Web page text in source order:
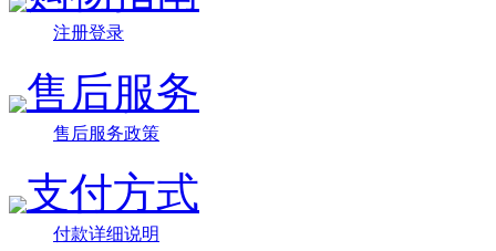
注册登录
售后服务
售后服务政策
支付方式
付款详细说明